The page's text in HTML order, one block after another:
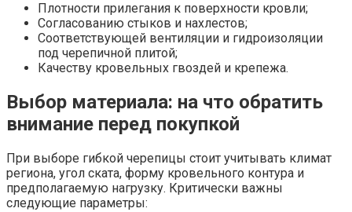
Плотности прилегания к поверхности кровли;
Согласованию стыков и нахлестов;
Соответствующей вентиляции и гидроизоляции
под черепичной плитой;
Качеству кровельных гвоздей и крепежа.
Выбор материала: на что обратить
внимание перед покупкой
При выборе гибкой черепицы стоит учитывать климат
региона, угол ската, форму кровельного контура и
предполагаемую нагрузку. Критически важны
следующие параметры: